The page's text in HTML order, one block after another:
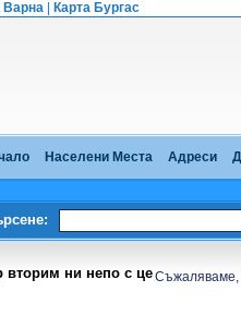
Варна Карта Бургас
Населени Места Адреси
вторим ни непо с цеСъжаляваме,